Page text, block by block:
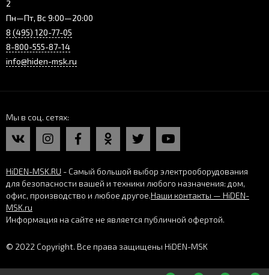
2
Пн—Пт, Вс 9:00—20:00
8 (495) 120-77-05
8-800-555-87-14
info@hiden-msk.ru
Мы в соц. сетях
HiDEN-MSK.RU - Самый большой выбор электрооборудования
для безопасности вашей и техники любого назначения: дом,
офис, производство и любое другое.Наши контакты — HiDEN-
MSK.ru
Информация на сайте не является публичной офертой.
© 2022 Copyright. Все права защищены HiDEN-MSK